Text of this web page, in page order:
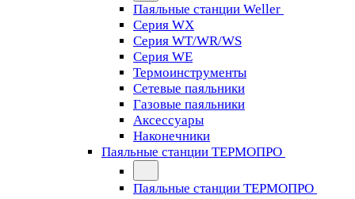
Паяльные станции Weller
Серия WX
Серия WT/WR/WS
Серия WE
Термоинструменты
Сетевые паяльники
Газовые паяльники
Аксессуары
Наконечники
Паяльные станции ТЕРМОПРО
Паяльные станции ТЕРМОПРО